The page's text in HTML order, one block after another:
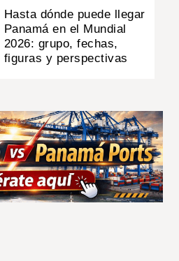
Hasta dónde puede llegar
Panamá en el Mundial
2026: grupo, fechas,
figuras y perspectivas